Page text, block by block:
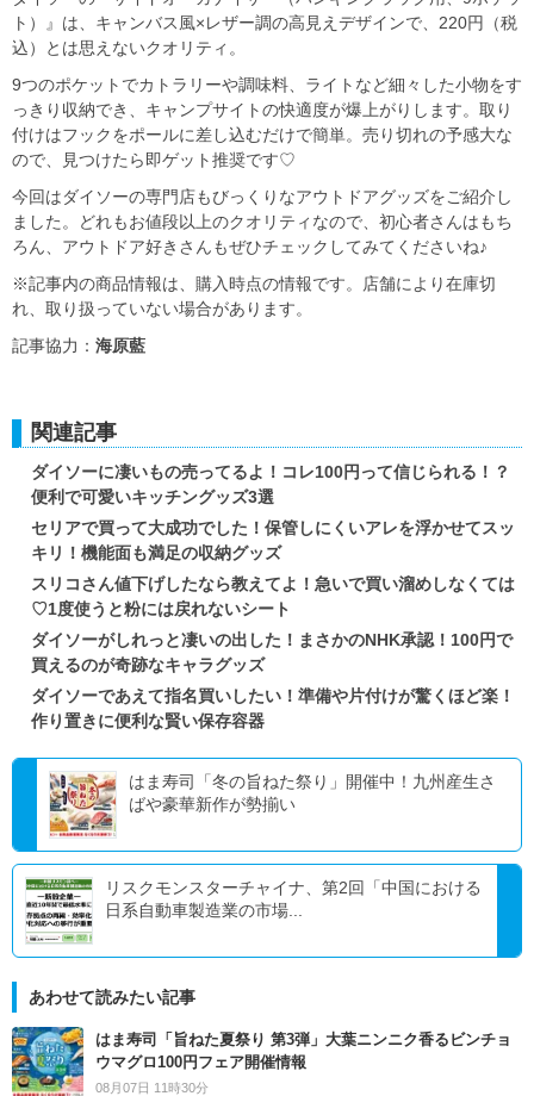
ト）』は、キャンバス風×レザー調の高見えデザインで、220円（税
込）とは思えないクオリティ。
9つのポケットでカトラリーや調味料、ライトなど細々した小物をす
っきり収納でき、キャンプサイトの快適度が爆上がりします。取り
付けはフックをポールに差し込むだけで簡単。売り切れの予感大な
ので、見つけたら即ゲット推奨です♡
今回はダイソーの専門店もびっくりなアウトドアグッズをご紹介し
ました。どれもお値段以上のクオリティなので、初心者さんはもち
ろん、アウトドア好きさんもぜひチェックしてみてくださいね♪
※記事内の商品情報は、購入時点の情報です。店舗により在庫切
れ、取り扱っていない場合があります。
記事協力： 海原藍
関連記事
ダイソーに凄いもの売ってるよ！コレ100円って信じられる！？
便利で可愛いキッチングッズ3選
セリアで買って大成功でした！保管しにくいアレを浮かせてスッ
キリ！機能面も満足の収納グッズ
スリコさん値下げしたなら教えてよ！急いで買い溜めしなくては
♡1度使うと粉には戻れないシート
ダイソーがしれっと凄いの出した！まさかのNHK承認！100円で
買えるのが奇跡なキャラグッズ
ダイソーであえて指名買いしたい！準備や片付けが驚くほど楽！
作り置きに便利な賢い保存容器
はま寿司「冬の旨ねた祭り」開催中！九州産生さ
ばや豪華新作が勢揃い
リスクモンスターチャイナ、第2回「中国における
日系自動車製造業の市場...
あわせて読みたい記事
はま寿司「旨ねた夏祭り 第3弾」大葉ニンニク香るビンチョ
ウマグロ100円フェア開催情報
08月07日 11時30分